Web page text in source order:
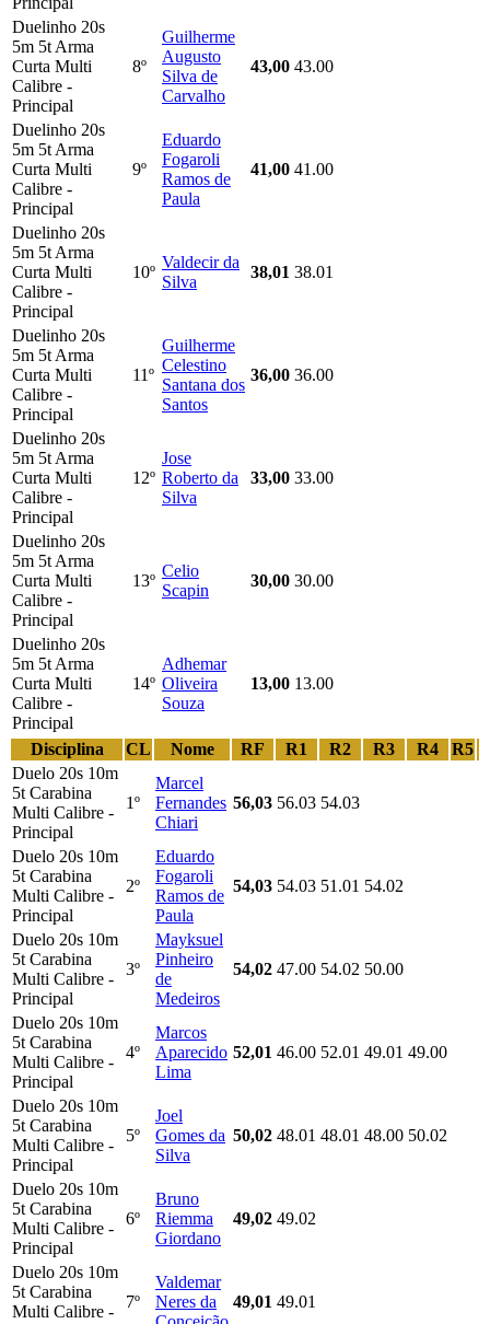
Duelinho 20s
5m 5t Arma
Curta Multi
Calibre -
Principal
8º
Guilherme
Augusto
Silva de
Carvalho
43,00 43.00
Duelinho 20s
5m 5t Arma
Curta Multi
Calibre -
Principal
9º
Eduardo
Fogaroli
Ramos de
Paula
41,00 41.00
Duelinho 20s
5m 5t Arma
Curta Multi
Calibre -
Principal
10º
Valdecir da
Silva
38,01 38.01
Duelinho 20s
5m 5t Arma
Curta Multi
Calibre -
Principal
11º
Guilherme
Celestino
Santana dos
Santos
36,00 36.00
Duelinho 20s
5m 5t Arma
Curta Multi
Calibre -
Principal
12º
Jose
Roberto da
Silva
33,00 33.00
Duelinho 20s
5m 5t Arma
Curta Multi
Calibre -
Principal
13º
Celio
Scapin
30,00 30.00
Duelinho 20s
5m 5t Arma
Curta Multi
Calibre -
Principal
14º
Adhemar
Oliveira
Souza
13,00 13.00
Disciplina CL Nome RF R1 R2 R3 R4
R5
Duelo 20s 10m
5t Carabina
Multi Calibre -
Principal
1º
Marcel
Fernandes
Chiari
56,03 56.03 54.03
Duelo 20s 10m
5t Carabina
Multi Calibre -
Principal
2º
Eduardo
Fogaroli
Ramos de
Paula
54,03 54.03 51.01 54.02
Duelo 20s 10m
5t Carabina
Multi Calibre -
Principal
3º
Mayksuel
Pinheiro
de
Medeiros
54,02 47.00 54.02 50.00
Duelo 20s 10m
5t Carabina
Multi Calibre -
Principal
4º
Marcos
Aparecido
Lima
52,01 46.00 52.01 49.01 49.00
Duelo 20s 10m
5t Carabina
Multi Calibre -
Principal
5º
Joel
Gomes da
Silva
50,02 48.01 48.01 48.00 50.02
Duelo 20s 10m
5t Carabina
Multi Calibre -
Principal
6º
Bruno
Riemma
Giordano
49,02 49.02
Duelo 20s 10m
5t Carabina
Multi Calibre -
7º
Valdemar
Neres da
49,01 49.01